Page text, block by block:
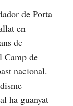
de Porta
en
de
Camp de
nacional.
ha guanyat